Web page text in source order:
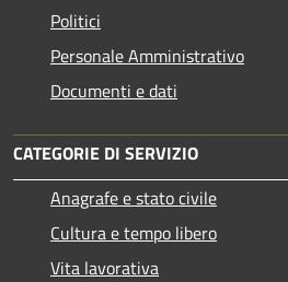
Politici
Personale Amministrativo
Documenti e dati
CATEGORIE DI SERVIZIO
Anagrafe e stato civile
Cultura e tempo libero
Vita lavorativa